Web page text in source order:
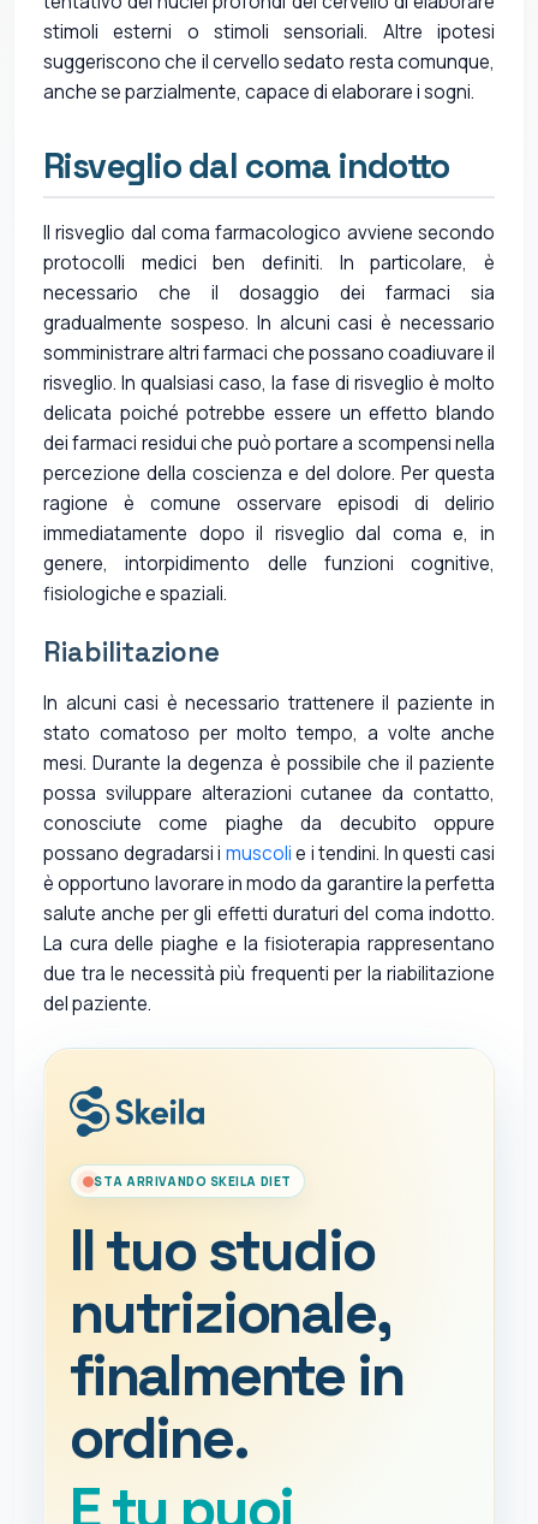
stimoli esterni o stimoli sensoriali. Altre ipotesi
suggeriscono che il cervello sedato resta comunque,
anche se parzialmente, capace di elaborare i sogni.
Risveglio dal coma indotto
Il risveglio dal coma farmacologico avviene secondo
protocolli medici ben definiti. In particolare, è
necessario che il dosaggio dei farmaci sia
gradualmente sospeso. In alcuni casi è necessario
somministrare altri farmaci che possano coadiuvare il
risveglio. In qualsiasi caso, la fase di risveglio è molto
delicata poiché potrebbe essere un effetto blando
dei farmaci residui che può portare a scompensi nella
percezione della coscienza e del dolore. Per questa
ragione è comune osservare episodi di delirio
immediatamente dopo il risveglio dal coma e, in
genere, intorpidimento delle funzioni cognitive,
fisiologiche e spaziali.
Riabilitazione
In alcuni casi è necessario trattenere il paziente in
stato comatoso per molto tempo, a volte anche
mesi. Durante la degenza è possibile che il paziente
possa sviluppare alterazioni cutanee da contatto,
conosciute come piaghe da decubito oppure
possano degradarsi i muscolie i tendini. In questi casi
è opportuno lavorare in modo da garantire la perfetta
salute anche per gli effetti duraturi del coma indotto.
La cura delle piaghe e la fisioterapia rappresentano
due tra le necessità più frequenti per la riabilitazione
del paziente.
STA ARRIVANDO SKEILA DIET
Il tuo studio
nutrizionale,
finalmente in
ordine.
E tu puoi